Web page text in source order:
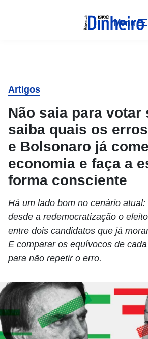
Menu
Artigos
Não saia para votar
saiba quais os
e Bolsonaro já
economia e faça a
forma consciente
Há um lado bom no cenário
desde a redemocratização o
entre dois candidatos que já
E comparar os equívocos de
para não repetir o erro.